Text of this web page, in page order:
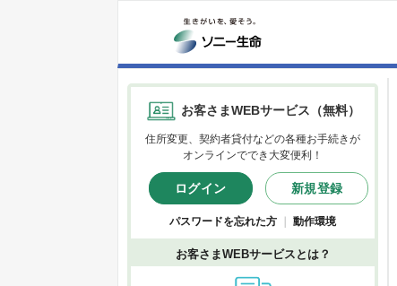
お客さまWEBサービス（無料）
住所変更、契約者貸付などの各種お手続きが
オンラインででき大変便利！
ログイン 新規登録
パスワードを忘れた方 動作環境
お客さまWEBサービスとは？